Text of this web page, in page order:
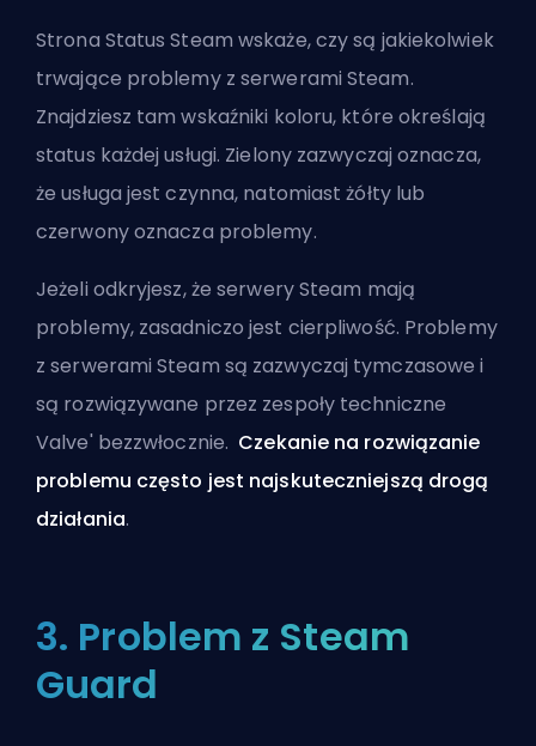
Strona Status Steam wskaże, czy są jakiekolwiek
trwające problemy z serwerami Steam.
Znajdziesz tam wskaźniki koloru, które określają
status każdej usługi. Zielony zazwyczaj oznacza,
że usługa jest czynna, natomiast żółty lub
czerwony oznacza problemy.
Jeżeli odkryjesz, że serwery Steam mają
problemy, zasadniczo jest cierpliwość. Problemy
z serwerami Steam są zazwyczaj tymczasowe i
są rozwiązywane przez zespoły techniczne
Valve' bezzwłocznie. Czekanie na rozwiązanie
problemu często jest najskuteczniejszą drogą
działania.
3. Problem z Steam
Guard